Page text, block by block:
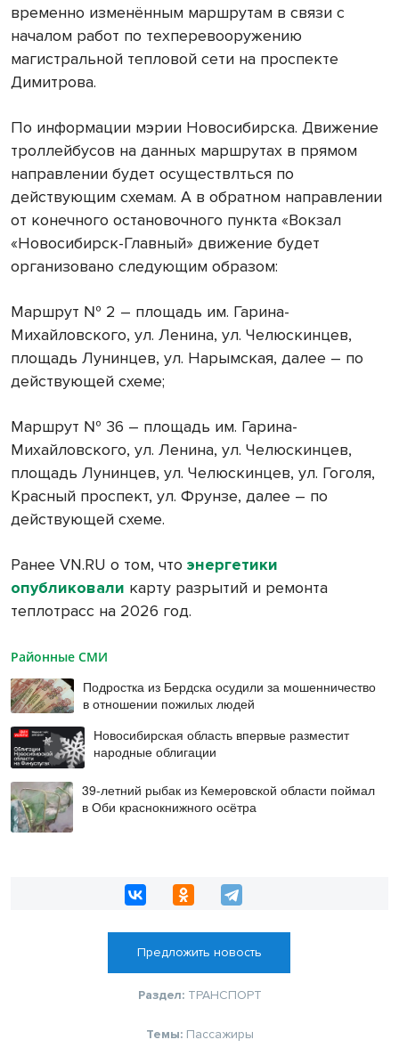
временно изменённым маршрутам в связи с
началом работ по техперевооружению
магистральной тепловой сети на проспекте
Димитрова.
По информации мэрии Новосибирска. Движение
троллейбусов на данных маршрутах в прямом
направлении будет осуществлться по
действующим схемам. А в обратном направлении
от конечного остановочного пункта «Вокзал
«Новосибирск-Главный» движение будет
организовано следующим образом:
Маршрут № 2 – площадь им. Гарина-
Михайловского, ул. Ленина, ул. Челюскинцев,
площадь Лунинцев, ул. Нарымская, далее – по
действующей схеме;
Маршрут № 36 – площадь им. Гарина-
Михайловского, ул. Ленина, ул. Челюскинцев,
площадь Лунинцев, ул. Челюскинцев, ул. Гоголя,
Красный проспект, ул. Фрунзе, далее – по
действующей схеме.
Ранее VN.RU о том, что энергетики
опубликовали карту разрытий и ремонта
теплотрасс на 2026 год.
Районные СМИ
Подростка из Бердска осудили за мошенничество
в отношении пожилых людей
Новосибирская область впервые разместит
народные облигации
39-летний рыбак из Кемеровской области поймал
в Оби краснокнижного осётра
Предложить новость
Раздел: ТРАНСПОРТ
Темы: Пассажиры